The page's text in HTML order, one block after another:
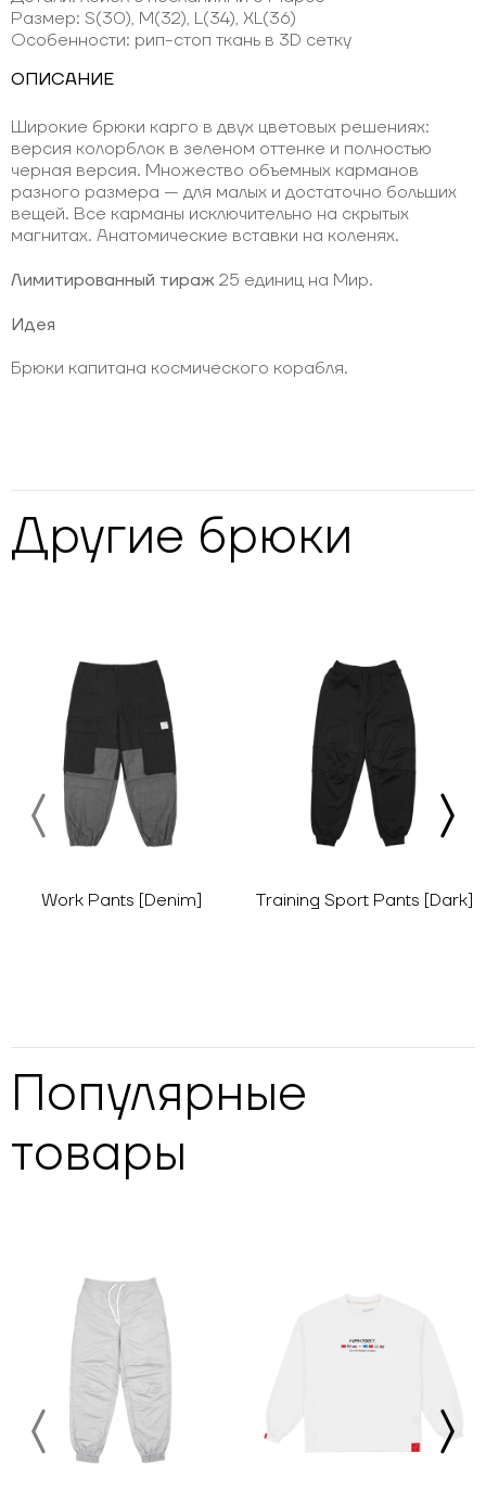
Размер: S(30), M(32), L(34), XL(36)
Особенности: рип-стоп ткань в 3D сетку
ОПИСАНИЕ
Широкие брюки карго в двух цветовых решениях:
версия колорблок в зеленом оттенке и полностью
черная версия. Множество объемных карманов
разного размера — для малых и достаточно больших
вещей. Все карманы исключительно на скрытых
магнитах. Анатомические вставки на коленях.
Лимитированный тираж 25 единиц на Мир.
Идея
Брюки капитана космического корабля.
Другие брюки
Work Pants [Denim] Training Sport Pants [Dark]
Популярные
товары